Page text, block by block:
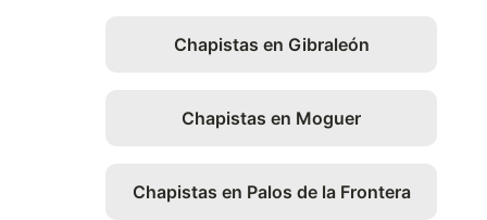
Chapistas en Gibraleón
Chapistas en Moguer
Chapistas en Palos de la Frontera